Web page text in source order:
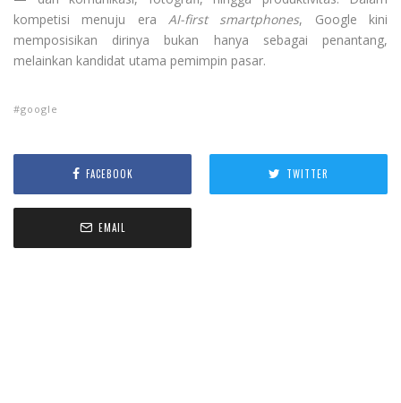
kompetisi menuju era AI-first smartphones, Google kini
memposisikan dirinya bukan hanya sebagai penantang,
melainkan kandidat utama pemimpin pasar.
google
FACEBOOK TWITTER
EMAIL